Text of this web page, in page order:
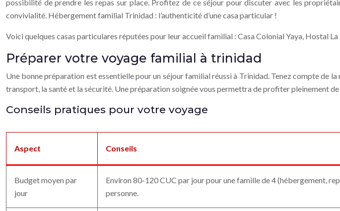
possibilité de prendre les repas sur place. Profitez de ce séjour pour discuter avec les
convivialité. Hébergement familial Trinidad : l’authenticité d’une casa particular !
Voici quelques casas particulares réputées pour leur accueil familial : Casa Colonial Yaya, Hostal La
Préparer votre voyage familial à trinidad
Une bonne préparation est essentielle pour un séjour familial réussi à Trinidad. Tenez compte
transport, la santé et la sécurité. Une préparation soignée vous permettra de profiter pleinement
Conseils pratiques pour votre voyage
Aspect Conseils
Budget moyen par
jour
Environ 80-120 CUC par jour pour une famille de 4 (hébergement,
personne.